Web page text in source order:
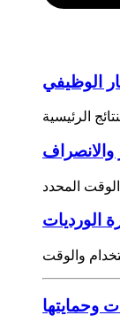
الوظيفي
والانصراف
المحدد
الورديات
والوقت
وحمايتها